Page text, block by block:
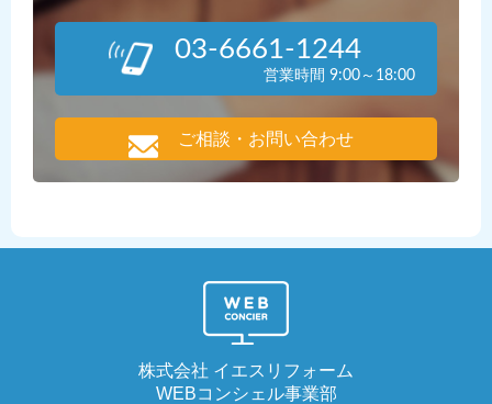
03-6661-1244
営業時間 9:00～18:00
ご相談・お問い合わせ
株式会社 イエスリフォーム
WEBコンシェル事業部